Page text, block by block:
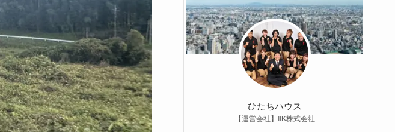
ひたちハウス
【運営会社】IIK株式会社